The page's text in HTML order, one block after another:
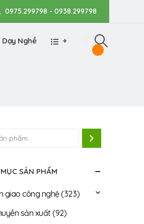
0975.299798 - 0938.299798
Dạy Nghề +
SẢN PHẨM
giao công nghệ(323)
sản xuất(92)